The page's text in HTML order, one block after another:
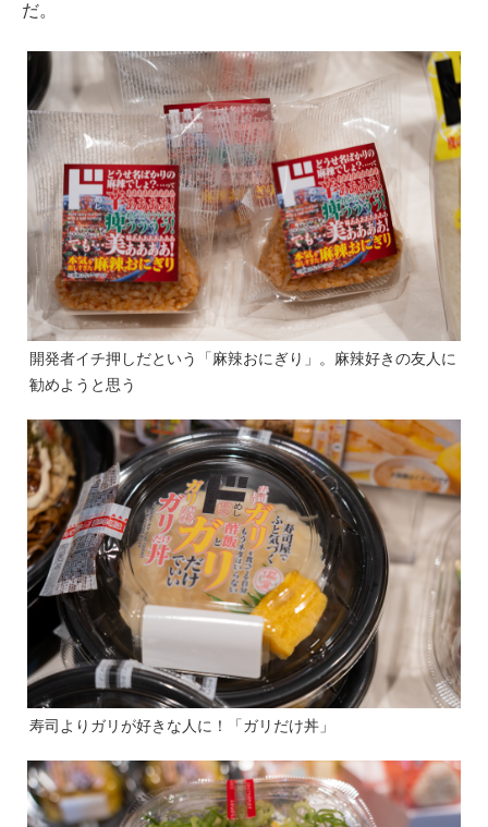
だ。
開発者イチ押しだという「麻辣おにぎり」。麻辣好きの友人に
勧めようと思う
寿司よりガリが好きな人に！「ガリだけ丼」